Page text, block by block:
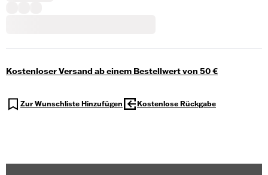
Kostenloser Versand ab einem Bestellwert von 50 €
Zur Wunschliste Hinzufügen Kostenlose Rückgabe